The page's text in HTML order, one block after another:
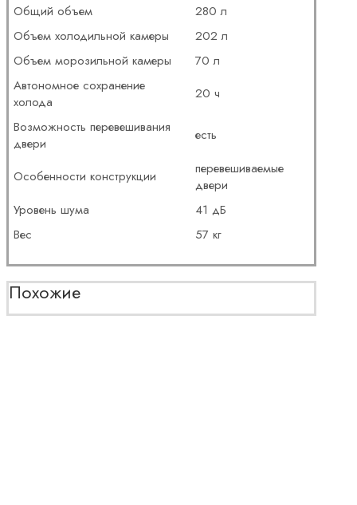
Общий объем
280 л
Объем холодильной камеры
202 л
Объем морозильной камеры
70 л
Автономное сохранение
холода
20 ч
Возможность перевешивания
двери
есть
Особенности конструкции
перевешиваемые
двери
Уровень шума
41 дБ
Вес
57 кг
Похожие